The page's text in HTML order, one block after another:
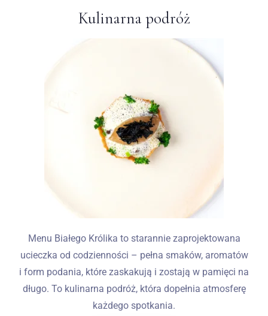
Kulinarna podróż
Menu Białego Królika to starannie zaprojektowana
ucieczka od codzienności – pełna smaków, aromatów
i form podania, które zaskakują i zostają w pamięci na
długo. To kulinarna podróż, która dopełnia atmosferę
każdego spotkania.